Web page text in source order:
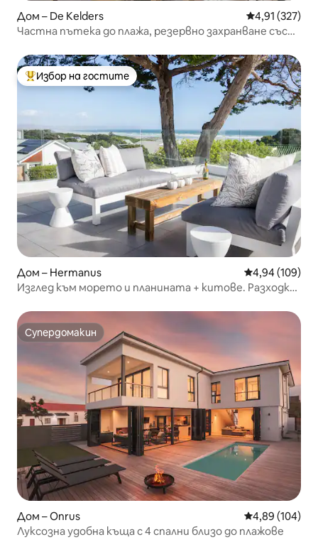
Дом – De Kelders Средна
4,91 (327)
Частна пътека до плажа, резервно захранване със
Най-популярен избор на гостите
Избор на гостите
Дом – Hermanus Средна
4,94 (109)
Изглед към морето и планината + китове. Разходка
Супердомакин
Супердомакин
Дом – Onrus Средна
4,89 (104)
Луксозна удобна къща с 4 спални близо до плажове